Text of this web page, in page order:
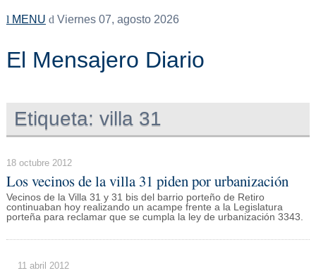
MENU Viernes 07, agosto 2026
El Mensajero Diario
Etiqueta: villa 31
18 octubre 2012
Los vecinos de la villa 31 piden por urbanización
Vecinos de la Villa 31 y 31 bis del barrio porteño de Retiro
continuaban hoy realizando un acampe frente a la Legislatura
porteña para reclamar que se cumpla la ley de urbanización 3343.
11 abril 2012